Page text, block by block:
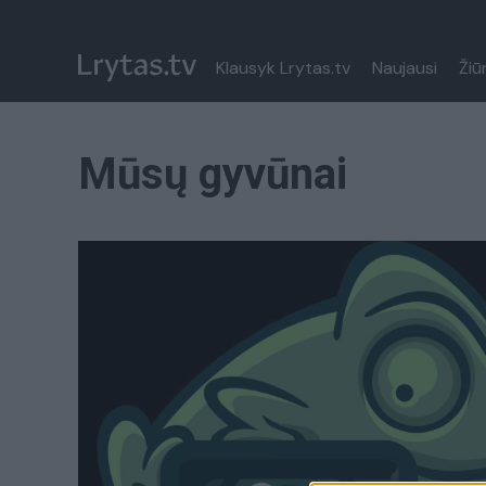
Klausyk Lrytas.tv Naujausi
Mūsų gyvūnai